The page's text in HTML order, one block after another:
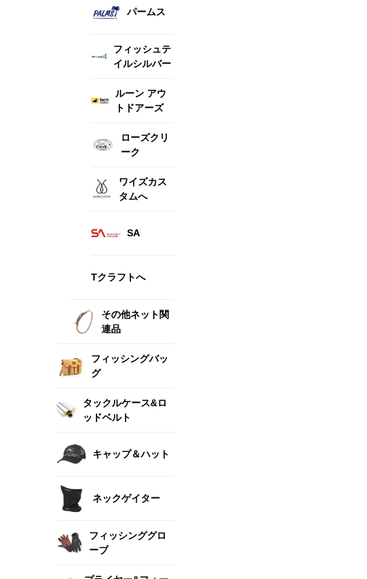
パームス
フィッシュテ
イルシルバー
ルーン アウ
トドアーズ
ローズクリ
ーク
ワイズカス
タムへ
SA
Tクラフトへ
その他ネット関
連品
フィッシングバッ
グ
タックルケース&ロ
ッドベルト
キャップ＆ハット
ネックゲイター
フィッシンググロ
ーブ